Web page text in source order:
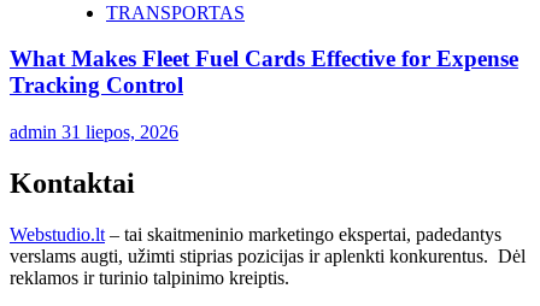
TRANSPORTAS
What Makes Fleet Fuel Cards Effective for Expense
Tracking Control
admin 31 liepos, 2026
Kontaktai
Webstudio.lt – tai skaitmeninio marketingo ekspertai, padedantys
verslams augti, užimti stiprias pozicijas ir aplenkti konkurentus. Dėl
reklamos ir turinio talpinimo kreiptis.